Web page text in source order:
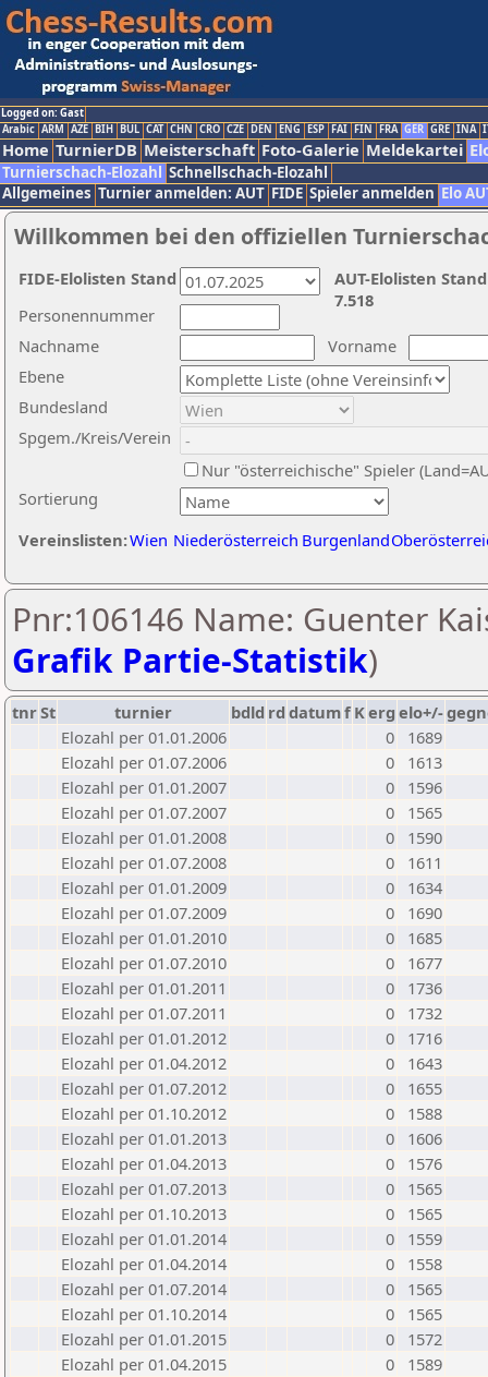
Logged on: Gast
Arabic ARM AZE BIH BUL CAT CHN CRO CZE DEN ENG ESP FAI FIN FRA GER GRE INA
Home TurnierDB Meisterschaft Foto-Galerie Meldekartei
Turnierschach-Elozahl Schnellschach-Elozahl
Allgemeines Turnier anmelden: AUT FIDE Spieler anmelden Elo
Willkommen bei den offiziellen
Nachname
Vorname
Ebene
Sortierung
Personennummer
Bundesland
Spgem./Kreis/Verein
Nur "österreichische" Spieler
Vereinslisten:Wien Niederösterreich Burgenland
AUT-Elolisten
7.518
FIDE-Elolisten Stand
Pnr:106146 Name: Guenter
Grafik Partie-Statistik)
tnrSt turnier bdld rd datumf Kerg elo+/-
Elozahl per 01.01.2006
0
1689
Elozahl per 01.07.2006
0
1613
Elozahl per 01.01.2007
0
1596
Elozahl per 01.07.2007
0
1565
Elozahl per 01.01.2008
0
1590
Elozahl per 01.07.2008
0
1611
Elozahl per 01.01.2009
0
1634
Elozahl per 01.07.2009
0
1690
Elozahl per 01.01.2010
0
1685
Elozahl per 01.07.2010
0
1677
Elozahl per 01.01.2011
0
1736
Elozahl per 01.07.2011
0
1732
Elozahl per 01.01.2012
0
1716
Elozahl per 01.04.2012
0
1643
Elozahl per 01.07.2012
0
1655
Elozahl per 01.10.2012
0
1588
Elozahl per 01.01.2013
0
1606
Elozahl per 01.04.2013
0
1576
Elozahl per 01.07.2013
0
1565
Elozahl per 01.10.2013
0
1565
Elozahl per 01.01.2014
0
1559
Elozahl per 01.04.2014
0
1558
Elozahl per 01.07.2014
0
1565
Elozahl per 01.10.2014
0
1565
Elozahl per 01.01.2015
0
1572
Elozahl per 01.04.2015
0
1589